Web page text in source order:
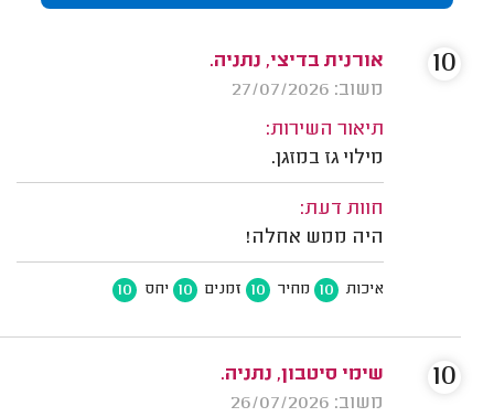
אורנית בדיצי, נתניה.
משוב: 27/07/2026
תיאור השירות:
מילוי גז במזגן.
חוות דעת:
היה ממש אחלה!
איכות 10 מחיר 10 זמנים 10 יחס 10
10
שימי סיטבון, נתניה.
משוב: 26/07/2026
10